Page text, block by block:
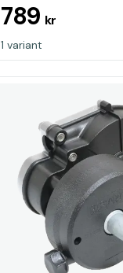
789 kr
1 variant